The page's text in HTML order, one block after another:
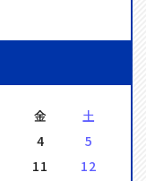
金
土
4
5
11
12